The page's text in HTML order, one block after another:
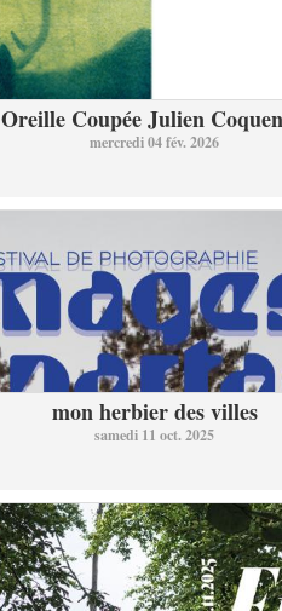
Oreille Coupée Julien
mercredi 04 fév. 2026
mon herbier des villes
samedi 11 oct. 2025